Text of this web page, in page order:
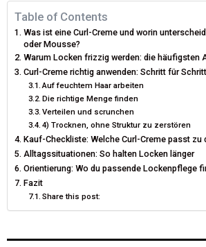
I
T
T
E
R
)
O
O
K
I
Table of Contents
Was ist eine Curl-Creme und worin
oder Mousse?
Warum Locken frizzig werden: die häufigsten
Curl-Creme richtig anwenden: Schritt für Schritt
Auf feuchtem Haar arbeiten
Die richtige Menge finden
Verteilen und scrunchen
4) Trocknen, ohne Struktur zu zerstören
Kauf-Checkliste: Welche Curl-Creme passt zu
Alltagssituationen: So halten Locken länger
Orientierung: Wo du passende Lockenpflege
Fazit
Share this post: